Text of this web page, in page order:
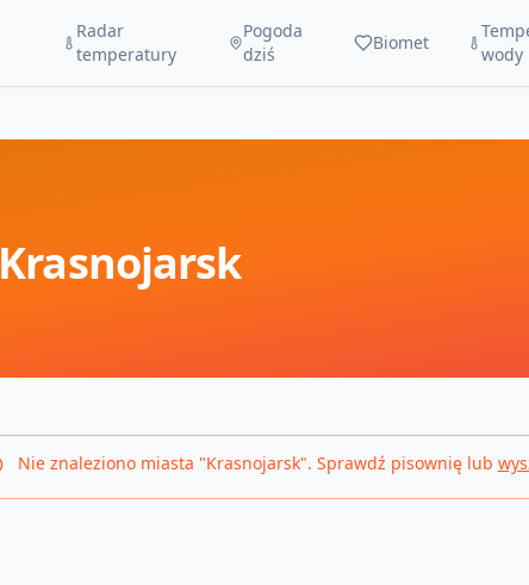
Radar
temperatury
Pogoda
dziś
Biomet
wody
Krasnojarsk
Nie znaleziono miasta "Krasnojarsk". Sprawdź pisownię lub